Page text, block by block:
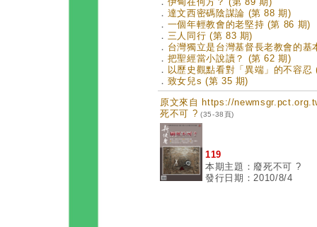
． 達文西密碼陰謀論 (第 88 期)
． 一個年輕教會的老堅持 (第 86 期)
． 三人同行 (第 83 期)
． 台灣獨立是台灣基督長老教會的
． 把聖經當小說讀？ (第 62 期)
． 以歷史觀點看對「異端」的不容忍
． 致女兒s (第 35 期)
原文來自 https://
死不可 ? (35-38頁)
119
本期主題：廢死不可 ?
發行日期：2010/8/4